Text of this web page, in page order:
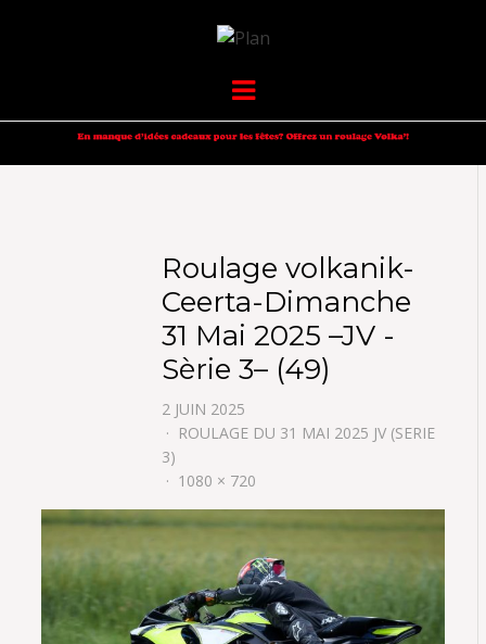
VOLKANIK-
ENDURANCE
Menu
Roulage volkanik-
Ceerta-Dimanche
31 Mai 2025 –JV -
Sèrie 3– (49)
2 JUIN 2025
ROULAGE DU 31 MAI 2025 JV (SERIE
3)
1080 × 720